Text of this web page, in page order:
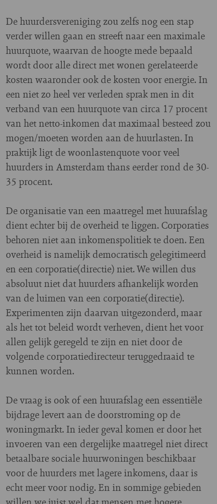
De huurdersvereniging zou zelfs nog een stap
verder willen gaan en streeft naar een maximale
huurquote, waarvan de hoogte mede bepaald
wordt door alle direct met wonen gerelateerde
kosten waaronder ook de kosten voor energie. In
een niet zo heel ver verleden sprak men in dit
verband van een huurquote van circa 17 procent
van het netto-inkomen dat maximaal besteed zou
mogen/moeten worden aan de huurlasten. In
praktijk ligt de woonlastenquote voor veel
huurders in Amsterdam thans eerder rond de 30-
35 procent.
De organisatie van een maatregel met huurafslag
dient echter bij de overheid te liggen. Corporaties
behoren niet aan inkomenspolitiek te doen. Een
overheid is namelijk democratisch gelegitimeerd
en een corporatie(directie) niet. We willen dus
absoluut niet dat huurders afhankelijk worden
van de luimen van een corporatie(directie).
Experimenten zijn daarvan uitgezonderd, maar
als het tot beleid wordt verheven, dient het voor
allen gelijk geregeld te zijn en niet door de
volgende corporatiedirecteur teruggedraaid te
kunnen worden.
De vraag is ook of een huurafslag een essentiële
bijdrage levert aan de doorstroming op de
woningmarkt. In ieder geval komen er door het
invoeren van een dergelijke maatregel niet direct
betaalbare sociale huurwoningen beschikbaar
voor de huurders met lagere inkomens, daar is
echt meer voor nodig. En in sommige gebieden